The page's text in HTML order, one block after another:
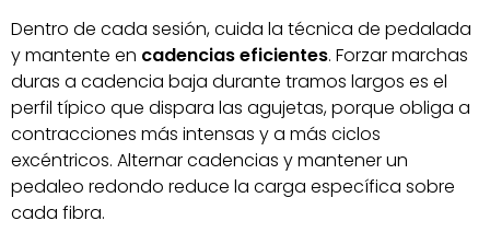
Dentro de cada sesión, cuida la técnica de pedalada
y mantente en cadencias eficientes. Forzar marchas
duras a cadencia baja durante tramos largos es el
perfil típico que dispara las agujetas, porque obliga a
contracciones más intensas y a más ciclos
excéntricos. Alternar cadencias y mantener un
pedaleo redondo reduce la carga específica sobre
cada fibra.